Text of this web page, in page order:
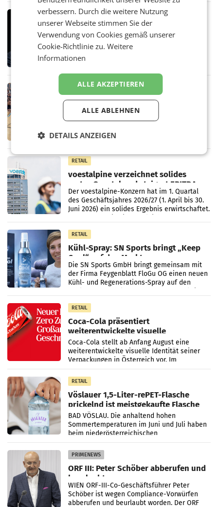
MARKETING & MEDIA
Stiftungsrat Lederer wehrt sich in
den SN gegen Vorwürfe
Mehrere Themen beschäftigen derzeit den
die vom neuen ORF-Chef Clemens Pig
Direktionen abgestimmt werden.
RETAIL
Bipa unterstützt Bewegte Kids
Sommercamps im Osten Österreichs
Bereits zum zweiten Mal begleitet Bipa das
Kids“. Während der Campwochen in den
Unternehmen Kinder sowie
RETAIL
voestalpine verzeichnet solides
erstes Quartal und steigert EBITDA
Der voestalpine-Konzern hat im 1. Quartal
des Geschäftsjahres 2026/27 (1. April bis 30.
Juni 2026) ein solides Ergebnis erwirtschaftet.
RETAIL
Kühl-Spray: SN Sports bringt „Keep
Cool“ auf den Markt
Die SN Sports GmbH bringt gemeinsam mit
der Firma Feygenblatt FloGu OG einen neuen
Kühl- und Regenerations-Spray auf den
RETAIL
Coca-Cola präsentiert
weiterentwickelte visuelle
Markenidentität
Coca-Cola stellt ab Anfang August eine
weiterentwickelte visuelle Identität seiner
Verpackungen in Österreich vor. Im
Mittelpunkt des Redesigns stehen zentrale
Gestaltungselemente
RETAIL
Vöslauer 1,5-Liter-rePET-Flasche
prickelnd ist meistgekaufte Flasche
Österreichs
BAD VÖSLAU. Die anhaltend hohen
Sommertemperaturen im Juni und Juli haben
beim niederösterreichischen
Getränkehersteller Vöslauer zu deutlichen
Absatzzuwächsen geführt. Während
PRIMENEWS
ORF III: Peter Schöber abberufen und
beurlaubt
WIEN ORF-III-Co-Geschäftsführer Peter
Schöber ist wegen Compliance-Vorwürfen
abberufen und beurlaubt worden. Der ORF
verbessern. Durch die weitere Nutzung
unserer Webseite stimmen Sie der
Verwendung von Cookies gemäß unserer
Cookie-Richtlinie zu.Weitere
Informationen
ALLE AKZEPTIEREN
ALLE ABLEHNEN
DETAILS ANZEIGEN